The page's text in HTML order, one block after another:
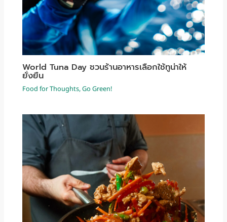
World Tuna Day ชวนร้านอาหารเลือกใช้ทูน่าให้
ยั่งยืน
Food for Thoughts,Go Green!